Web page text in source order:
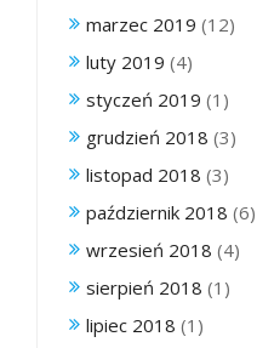
marzec 2019 (12)
luty 2019 (4)
styczeń 2019 (1)
grudzień 2018 (3)
listopad 2018 (3)
październik 2018 (6)
wrzesień 2018 (4)
sierpień 2018 (1)
lipiec 2018 (1)